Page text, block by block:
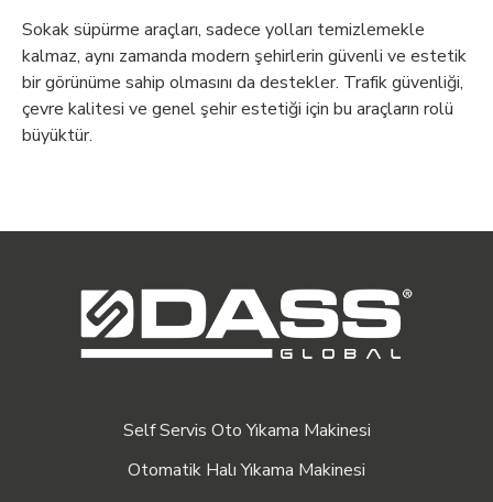
Sokak süpürme araçları, sadece yolları temizlemekle
kalmaz, aynı zamanda modern şehirlerin güvenli ve estetik
bir görünüme sahip olmasını da destekler. Trafik güvenliği,
çevre kalitesi ve genel şehir estetiği için bu araçların rolü
büyüktür.
Self Servis Oto Yıkama Makinesi
Otomatik Halı Yıkama Makinesi